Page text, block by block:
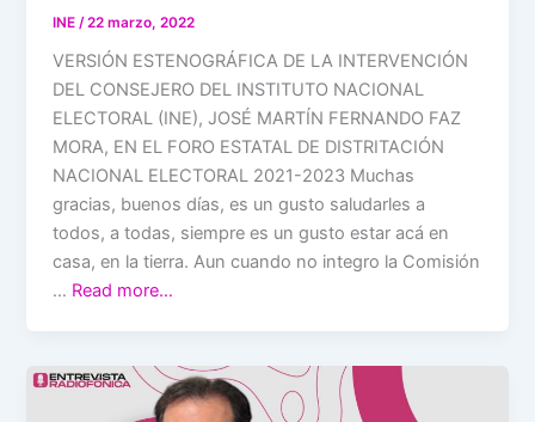
INE /22 marzo, 2022
VERSIÓN ESTENOGRÁFICA DE LA INTERVENCIÓN
DEL CONSEJERO DEL INSTITUTO NACIONAL
ELECTORAL (INE), JOSÉ MARTÍN FERNANDO FAZ
MORA, EN EL FORO ESTATAL DE DISTRITACIÓN
NACIONAL ELECTORAL 2021-2023 Muchas
gracias, buenos días, es un gusto saludarles a
todos, a todas, siempre es un gusto estar acá en
casa, en la tierra. Aun cuando no integro la Comisión
… Read more…